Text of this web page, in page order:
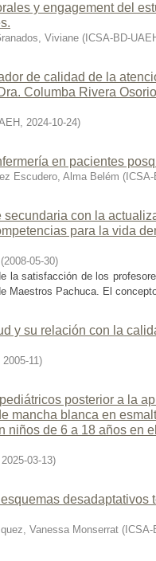
y engagement del
Viviane ( ICSA-BD-
de calidad de la
Columba Rivera
, 2024-10-24)
en pacientes
Escudero, Alma Belém (
secundaria con la
para la vida
(2008-05-30)
la satisfacción de los
Maestros Pachuca. El
y su relación con la
2005-11)
posterior a la
mancha blanca en
niños de 6 a 18 años en
2025-03-13)
desadaptativos
Vanessa Monserrat (